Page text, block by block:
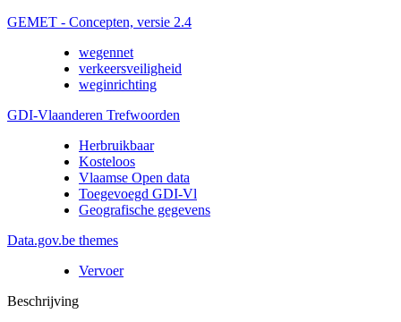
GEMET - Concepten, versie 2.4
wegennet
verkeersveiligheid
weginrichting
GDI-Vlaanderen Trefwoorden
Herbruikbaar
Kosteloos
Vlaamse Open data
Toegevoegd GDI-Vl
Geografische gegevens
Data.gov.be themes
Vervoer
Beschrijving